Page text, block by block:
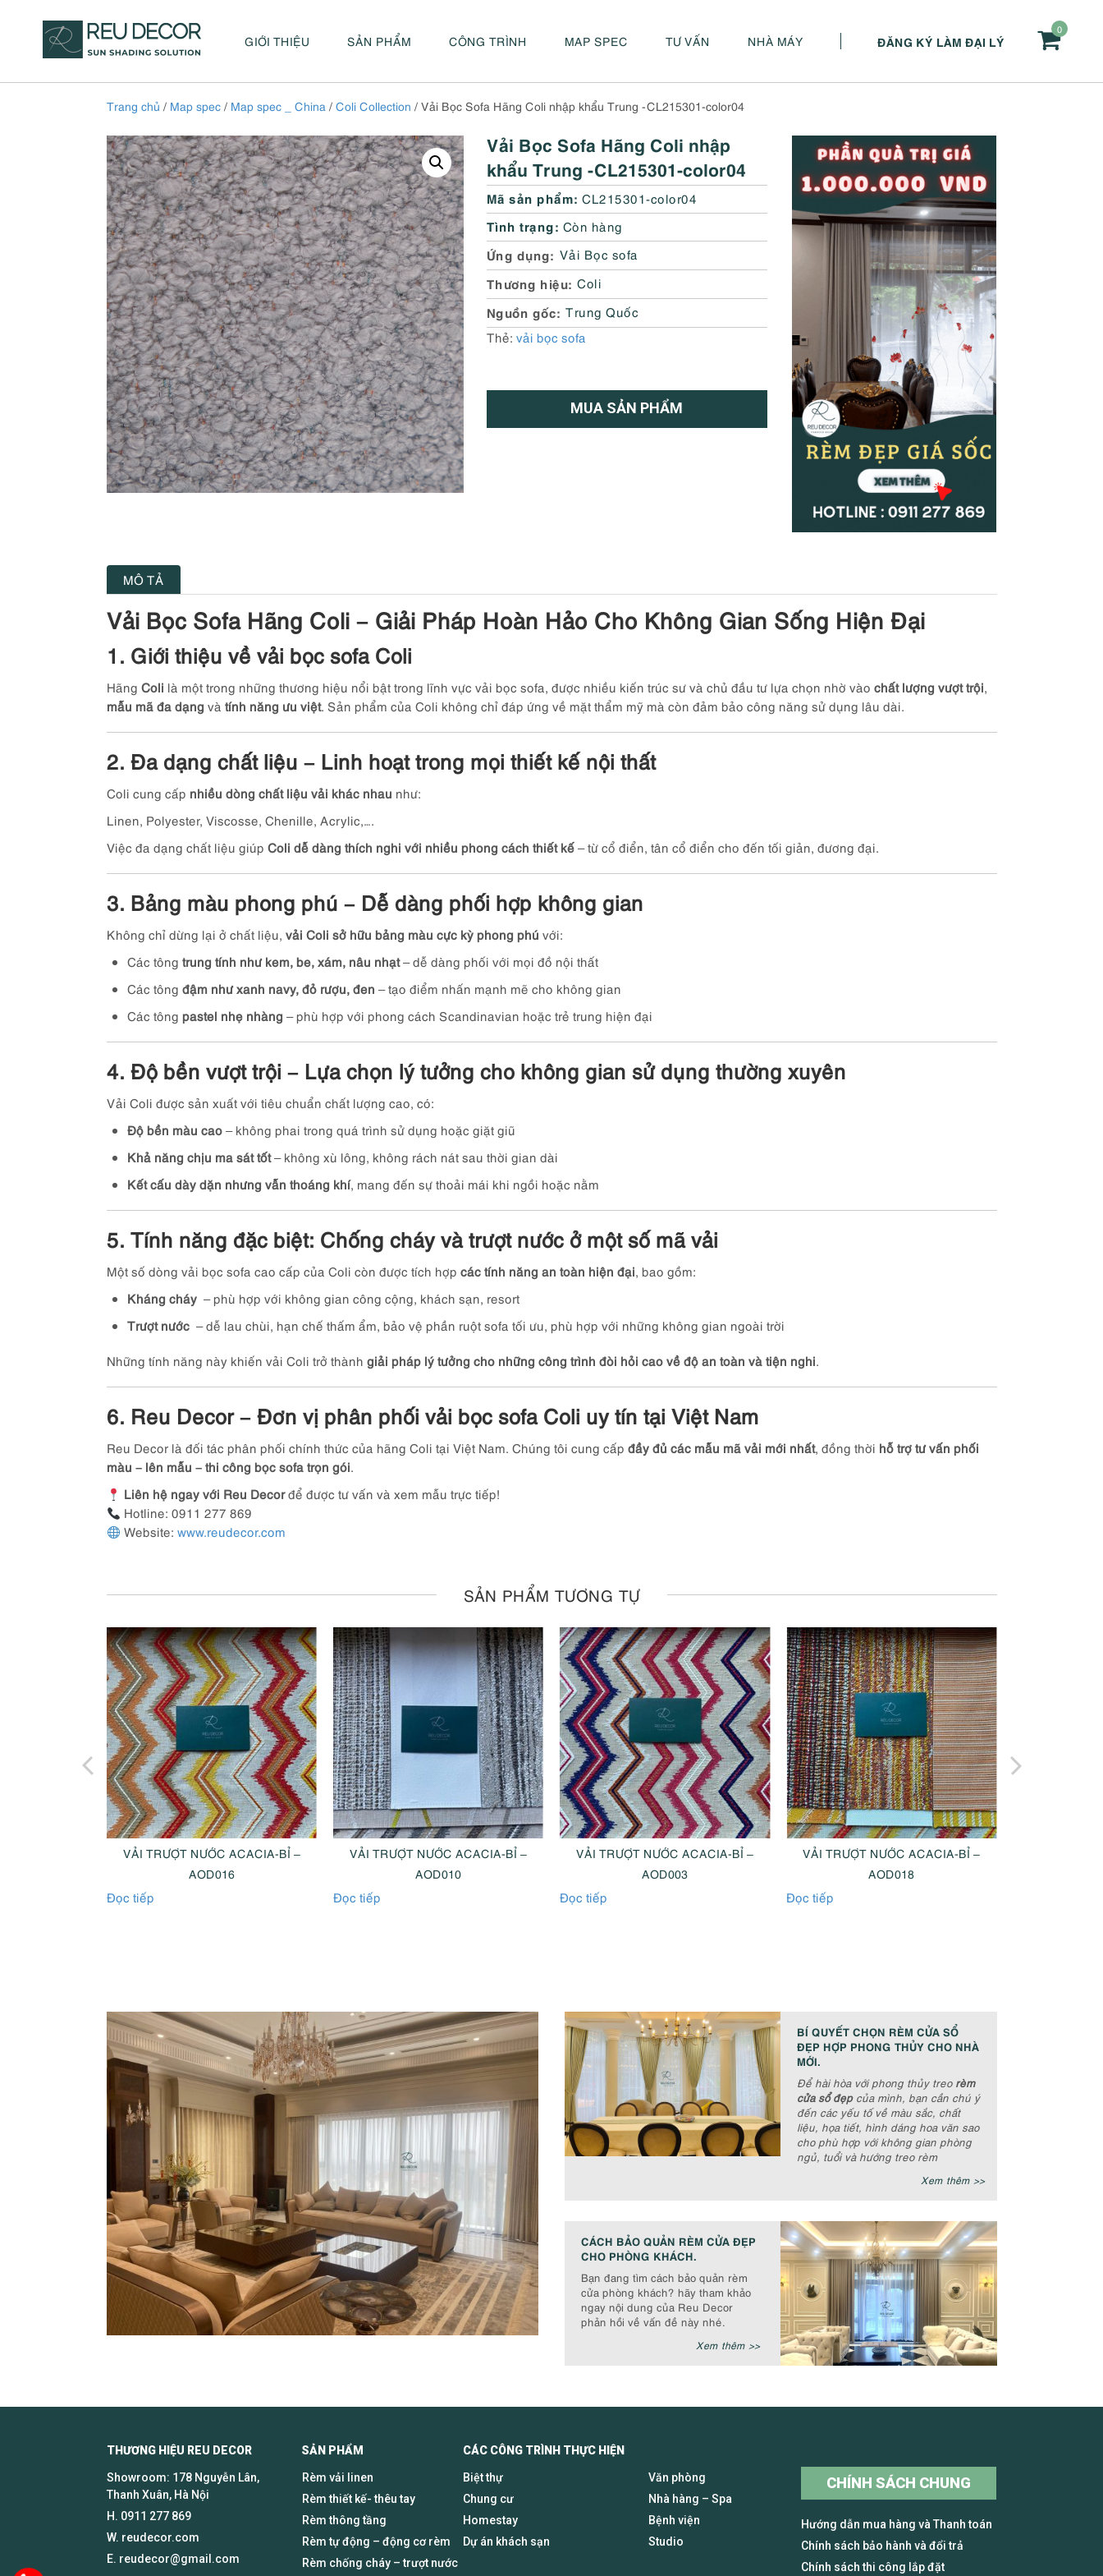
0
ĐĂNG KÝ LÀM ĐẠI LÝ
GIỚI THIỆU SẢN PHẨM CÔNG TRÌNH MAP SPEC TƯ VẤN NHÀ MÁY
Trang chủ / Map spec/ Map spec _ China / Coli Collection / Vải Bọc Sofa Hãng Coli nhập khẩu Trung -CL215301-color04
Vải Bọc Sofa Hãng Coli nhập
khẩu Trung -CL215301-color04
Mã sản phẩm: CL215301-color04
Tình trạng: Còn hàng
Ứng dụng Vải Bọc sofa
Thương hiệu Coli
Nguồn gốc
Trung Quốc
Thẻ: vải bọc sofa
MUA SẢN PHẨM
MÔ TẢ
Vải Bọc Sofa Hãng Coli – Giải Pháp Hoàn Hảo Cho Không Gian Sống Hiện Đại
1. Giới thiệu về vải bọc sofa Coli
Hãng Coli là một trong những thương hiệu nổi bật trong lĩnh vực vải bọc sofa, được nhiều kiến trúc sư và chủ đầu tư lựa chọn nhờ vào chất lượng vượt trội,
mẫu mã đa dạng và tính năng ưu việt. Sản phẩm của Coli không chỉ đáp ứng về mặt thẩm mỹ mà còn đảm bảo công năng sử dụng lâu dài.
2. Đa dạng chất liệu – Linh hoạt trong mọi thiết kế nội thất
Coli cung cấp nhiều dòng chất liệu vải khác nhau như:
Linen, Polyester, Viscosse, Chenille, Acrylic,….
Việc đa dạng chất liệu giúp Coli dễ dàng thích nghi với nhiều phong cách thiết kế– từ cổ điển, tân cổ điển cho đến tối giản, đương đại.
3. Bảng màu phong phú – Dễ dàng phối hợp không gian
Không chỉ dừng lại ở chất liệu, vải Coli sở hữu bảng màu cực kỳ phong phú với:
Các tông trung tính như kem, be, xám, nâu nhạt– dễ dàng phối với mọi đồ nội thất
Các tông đậm như xanh navy, đỏ rượu, đen – tạo điểm nhấn mạnh mẽ cho không gian
Các tông pastel nhẹ nhàng – phù hợp với phong cách Scandinavian hoặc trẻ trung hiện đại
4. Độ bền vượt trội – Lựa chọn lý tưởng cho không gian sử dụng thường xuyên
Vải Coli được sản xuất với tiêu chuẩn chất lượng cao, có:
Độ bền màu cao– không phai trong quá trình sử dụng hoặc giặt giũ
Khả năng chịu ma sát tốt– không xù lông, không rách nát sau thời gian dài
Kết cấu dày dặn nhưng vẫn thoáng khí, mang đến sự thoải mái khi ngồi hoặc nằm
5. Tính năng đặc biệt: Chống cháy và trượt nước ở một số mã vải
Một số dòng vải bọc sofa cao cấp của Coli còn được tích hợp các tính năng an toàn hiện đại, bao gồm:
Kháng cháy – phù hợp với không gian công cộng, khách sạn, resort
Trượt nước – dễ lau chùi, hạn chế thấm ẩm, bảo vệ phần ruột sofa tối ưu, phù hợp với những không gian ngoài trời
Những tính năng này khiến vải Coli trở thành giải pháp lý tưởng cho những công trình đòi hỏi cao về độ an toàn và tiện nghi.
6. Reu Decor – Đơn vị phân phối vải bọc sofa Coli uy tín tại Việt Nam
Reu Decor là đối tác phân phối chính thức của hãng Coli tại Việt Nam. Chúng tôi cung cấp đầy đủ các mẫu mã vải mới nhất, đồng thời hỗ trợ tư vấn phối
màu – lên mẫu – thi công bọc sofa trọn gói.
Liên hệ ngay với Reu Decorđể được tư vấn và xem mẫu trực tiếp!
Hotline: 0911 277 869
Website: www.reudecor.com
SẢN PHẨM TƯƠNG TỰ
VẢI TRƯỢT NƯỚC ACACIA-BỈ –
AOD016
Đọc tiếp
VẢI TRƯỢT NƯỚC ACACIA-BỈ –
AOD010
Đọc tiếp
VẢI TRƯỢT NƯỚC ACACIA-BỈ –
AOD003
Đọc tiếp
VẢI TRƯỢT NƯỚC ACACIA-BỈ –
AOD018
Đọc tiếp
BÍ QUYẾT CHỌN RÈM CỬA SỔ
ĐẸP HỢP PHONG THỦY CHO NHÀ
MỚI.
Để hài hòa với phong thủy treo rèm
cửa sổ đẹpcủa mình, bạn cần chú ý
đến các yếu tố về màu sắc, chất
liệu, họa tiết, hình dáng hoa văn sao
cho phù hợp với không gian phòng
ngủ, tuổi và hướng treo rèm
Xem thêm >>
CÁCH BẢO QUẢN RÈM CỬA ĐẸP
CHO PHÒNG KHÁCH.
Bạn đang tìm cách bảo quản rèm
cửa phòng khách? hãy tham khảo
ngay nội dung của Reu Decor
phản hồi về vấn đề này nhé.
Xem thêm >>
THƯƠNG HIỆU REU DECOR SẢN PHẨM
Showroom: 178 Nguyễn Lân,
Thanh Xuân, Hà Nội
H. 0911 277 869
W. reudecor.com
E. reudecor@gmail.com
Rèm vải linen
Rèm thiết kế- thêu tay
Rèm thông tầng
Rèm tự động – động cơ rèm
Rèm chống cháy – trượt nước
CÁC CÔNG TRÌNH THỰC HIỆN
Biệt thự
Chung cư
Homestay
Dự án khách sạn
Văn phòng
Nhà hàng – Spa
Bệnh viện
Studio
CHÍNH SÁCH CHUNG
Hướng dẫn mua hàng và Thanh toán
Chính sách bảo hành và đổi trả
Chính sách thi công lắp đặt